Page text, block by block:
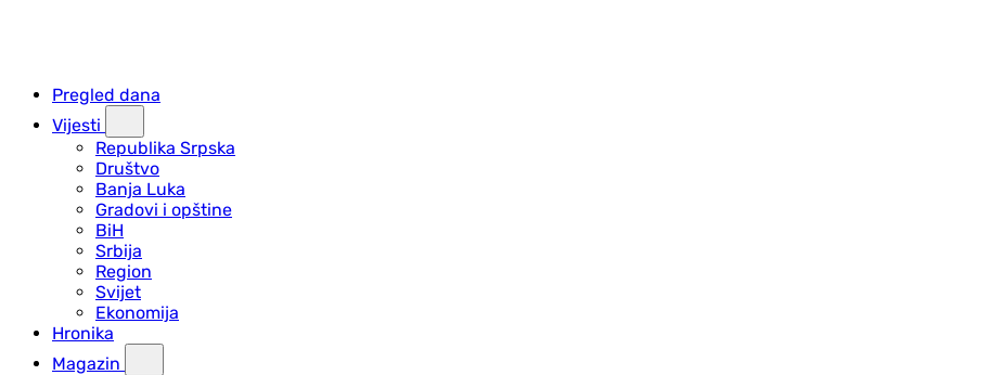
Pregled dana
Vijesti
Republika Srpska
Društvo
Banja Luka
Gradovi i opštine
BiH
Srbija
Region
Svijet
Ekonomija
Hronika
Magazin